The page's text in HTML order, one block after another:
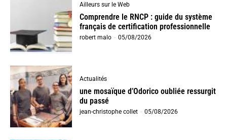
Ailleurs sur le Web
Comprendre le RNCP : guide du système
français de certification professionnelle
robert malo - 05/08/2026
Actualités
une mosaïque d’Odorico oubliée ressurgit
du passé
jean-christophe collet - 05/08/2026